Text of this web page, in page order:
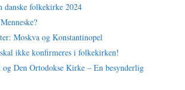
danske folkekirke 2024
Moskva og Konstantinopel
ikke konfirmeres i folkekirken!
og Den Ortodokse Kirke – En besynderlig